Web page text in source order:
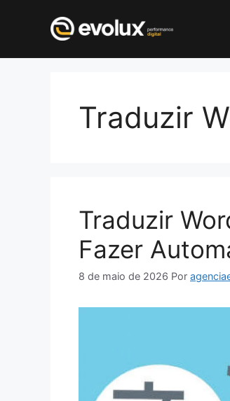
Traduzir
Traduzir
Fazer
8 de maio de 2026 Por